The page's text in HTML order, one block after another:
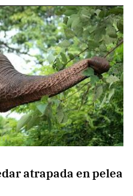
atrapada en pelea